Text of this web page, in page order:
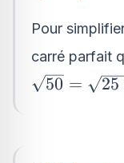
Pour
carré parfait
50 = 25